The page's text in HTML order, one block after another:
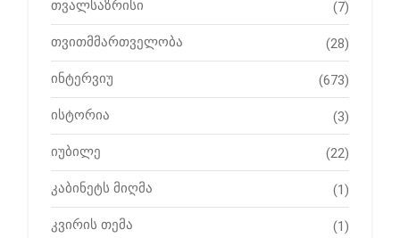
თვალსაზრისი (7)
თვითმმართველობა (28)
ინტერვიუ (673)
ისტორია (3)
იუბილე (22)
კაბინეტს მიღმა (1)
კვირის თემა (1)